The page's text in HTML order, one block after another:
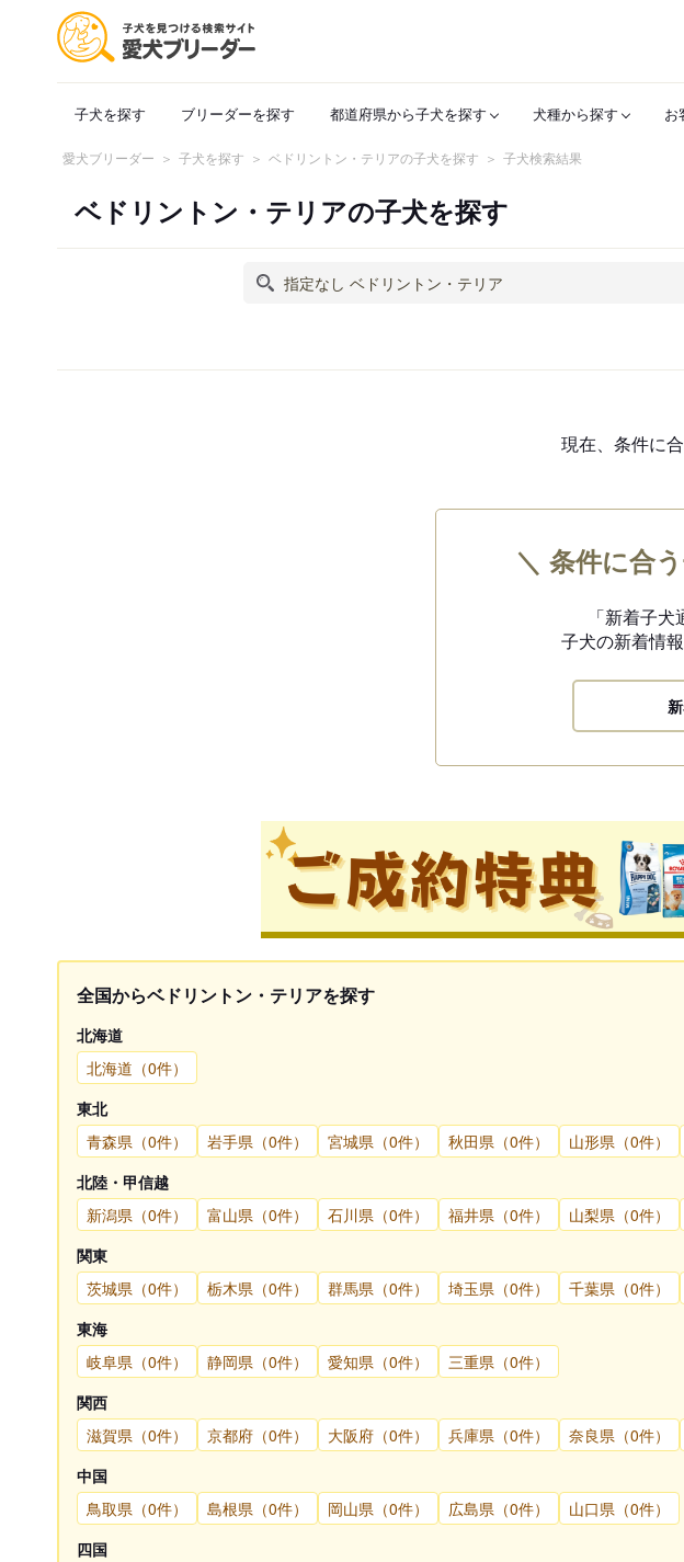
子犬を探す ブリーダーを探す 都道府県から子犬を探す 犬種から探す お
愛犬ブリーダー 子犬を探す ベドリントン・テリアの子犬を探す 子犬検索結果
ベドリントン・テリアの子犬を探す
現在、条件に
＼ 条件に合
「新着子犬
子犬の新着情
全国からベドリントン・テリアを探す
北海道
北海道（0件）
東北
青森県（0件）
岩手県（0件） 宮城県（0件） 秋田県（0件） 山形県（0件）
北陸・甲信越
新潟県（0件）
富山県（0件） 石川県（0件） 福井県（0件） 山梨県（0件）
関東
茨城県（0件）
栃木県（0件） 群馬県（0件） 埼玉県（0件） 千葉県（0件）
東海
岐阜県（0件）
静岡県（0件） 愛知県（0件）
三重県（0件）
関西
滋賀県（0件）
京都府（0件） 大阪府（0件） 兵庫県（0件） 奈良県（0件）
中国
鳥取県（0件）
島根県（0件） 岡山県（0件） 広島県（0件）
山口県（0件）
四国